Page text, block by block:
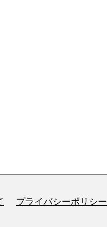
プライバシーポリシー